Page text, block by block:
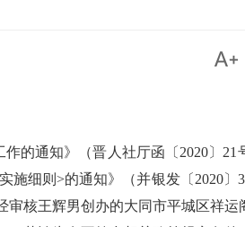

的通知》（晋人社厅函〔2020〕21
细则>的通知》（并银发〔2020〕
核王辉男创办的大同市平城区祥